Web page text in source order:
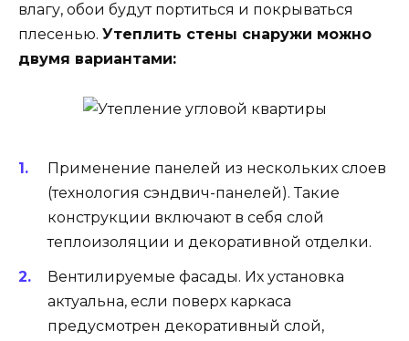
влагу, обои будут портиться и покрываться
плесенью. Утеплить стены снаружи можно
двумя вариантами:
Применение панелей из нескольких слоев
(технология сэндвич-панелей). Такие
конструкции включают в себя слой
теплоизоляции и декоративной отделки.
Вентилируемые фасады. Их установка
актуальна, если поверх каркаса
предусмотрен декоративный слой,